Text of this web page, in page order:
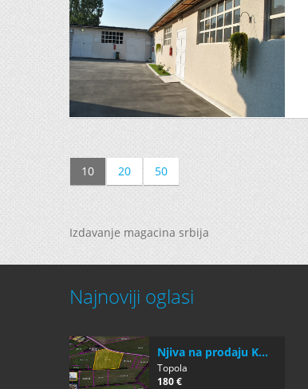
10 20 50
Izdavanje magacina srbija
Najnoviji oglasi
Njiva na prodaju K...
Topola
180 €